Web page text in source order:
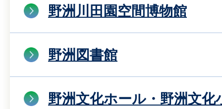
野洲川田園空間博物館
野洲図書館
野洲文化ホール・野洲文化